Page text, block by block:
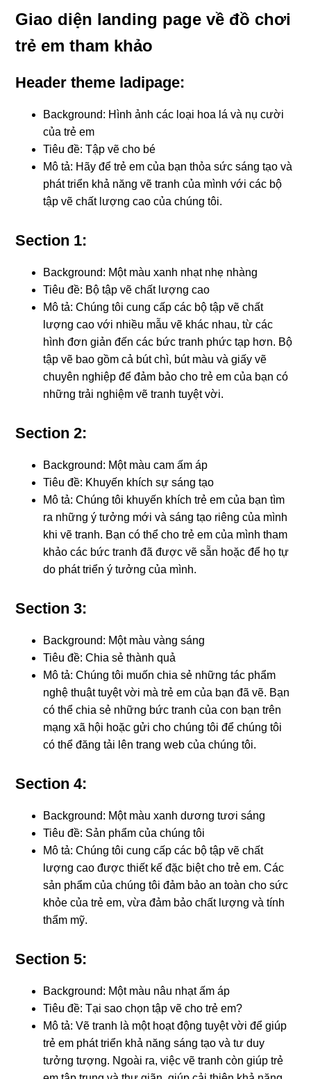
Giao diện landing page về đồ chơi
trẻ em tham khảo
Header theme ladipage:
Background: Hình ảnh các loại hoa lá và nụ cười
của trẻ em
Tiêu đề: Tập vẽ cho bé
Mô tả: Hãy để trẻ em của bạn thỏa sức sáng tạo và
phát triển khả năng vẽ tranh của mình với các bộ
tập vẽ chất lượng cao của chúng tôi.
Section 1:
Background: Một màu xanh nhạt nhẹ nhàng
Tiêu đề: Bộ tập vẽ chất lượng cao
Mô tả: Chúng tôi cung cấp các bộ tập vẽ chất
lượng cao với nhiều mẫu vẽ khác nhau, từ các
hình đơn giản đến các bức tranh phức tạp hơn. Bộ
tập vẽ bao gồm cả bút chì, bút màu và giấy vẽ
chuyên nghiệp để đảm bảo cho trẻ em của bạn có
những trải nghiệm vẽ tranh tuyệt vời.
Section 2:
Background: Một màu cam ấm áp
Tiêu đề: Khuyến khích sự sáng tạo
Mô tả: Chúng tôi khuyến khích trẻ em của bạn tìm
ra những ý tưởng mới và sáng tạo riêng của mình
khi vẽ tranh. Bạn có thể cho trẻ em của mình tham
khảo các bức tranh đã được vẽ sẵn hoặc để họ tự
do phát triển ý tưởng của mình.
Section 3:
Background: Một màu vàng sáng
Tiêu đề: Chia sẻ thành quả
Mô tả: Chúng tôi muốn chia sẻ những tác phẩm
nghệ thuật tuyệt vời mà trẻ em của bạn đã vẽ. Bạn
có thể chia sẻ những bức tranh của con bạn trên
mạng xã hội hoặc gửi cho chúng tôi để chúng tôi
có thể đăng tải lên trang web của chúng tôi.
Section 4:
Background: Một màu xanh dương tươi sáng
Tiêu đề: Sản phẩm của chúng tôi
Mô tả: Chúng tôi cung cấp các bộ tập vẽ chất
lượng cao được thiết kế đặc biệt cho trẻ em. Các
sản phẩm của chúng tôi đảm bảo an toàn cho sức
khỏe của trẻ em, vừa đảm bảo chất lượng và tính
thẩm mỹ.
Section 5:
Background: Một màu nâu nhạt ấm áp
Tiêu đề: Tại sao chọn tập vẽ cho trẻ em?
Mô tả: Vẽ tranh là một hoạt động tuyệt vời để giúp
trẻ em phát triển khả năng sáng tạo và tư duy
tưởng tượng. Ngoài ra, việc vẽ tranh còn giúp trẻ